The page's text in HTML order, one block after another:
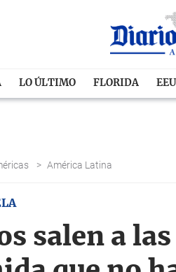
LO ÚLTIMO FLORIDA
> América Latina
salen a las